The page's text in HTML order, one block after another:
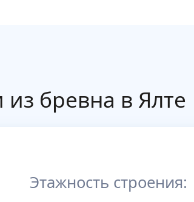
из бревна в Ялте
Этажность строения: